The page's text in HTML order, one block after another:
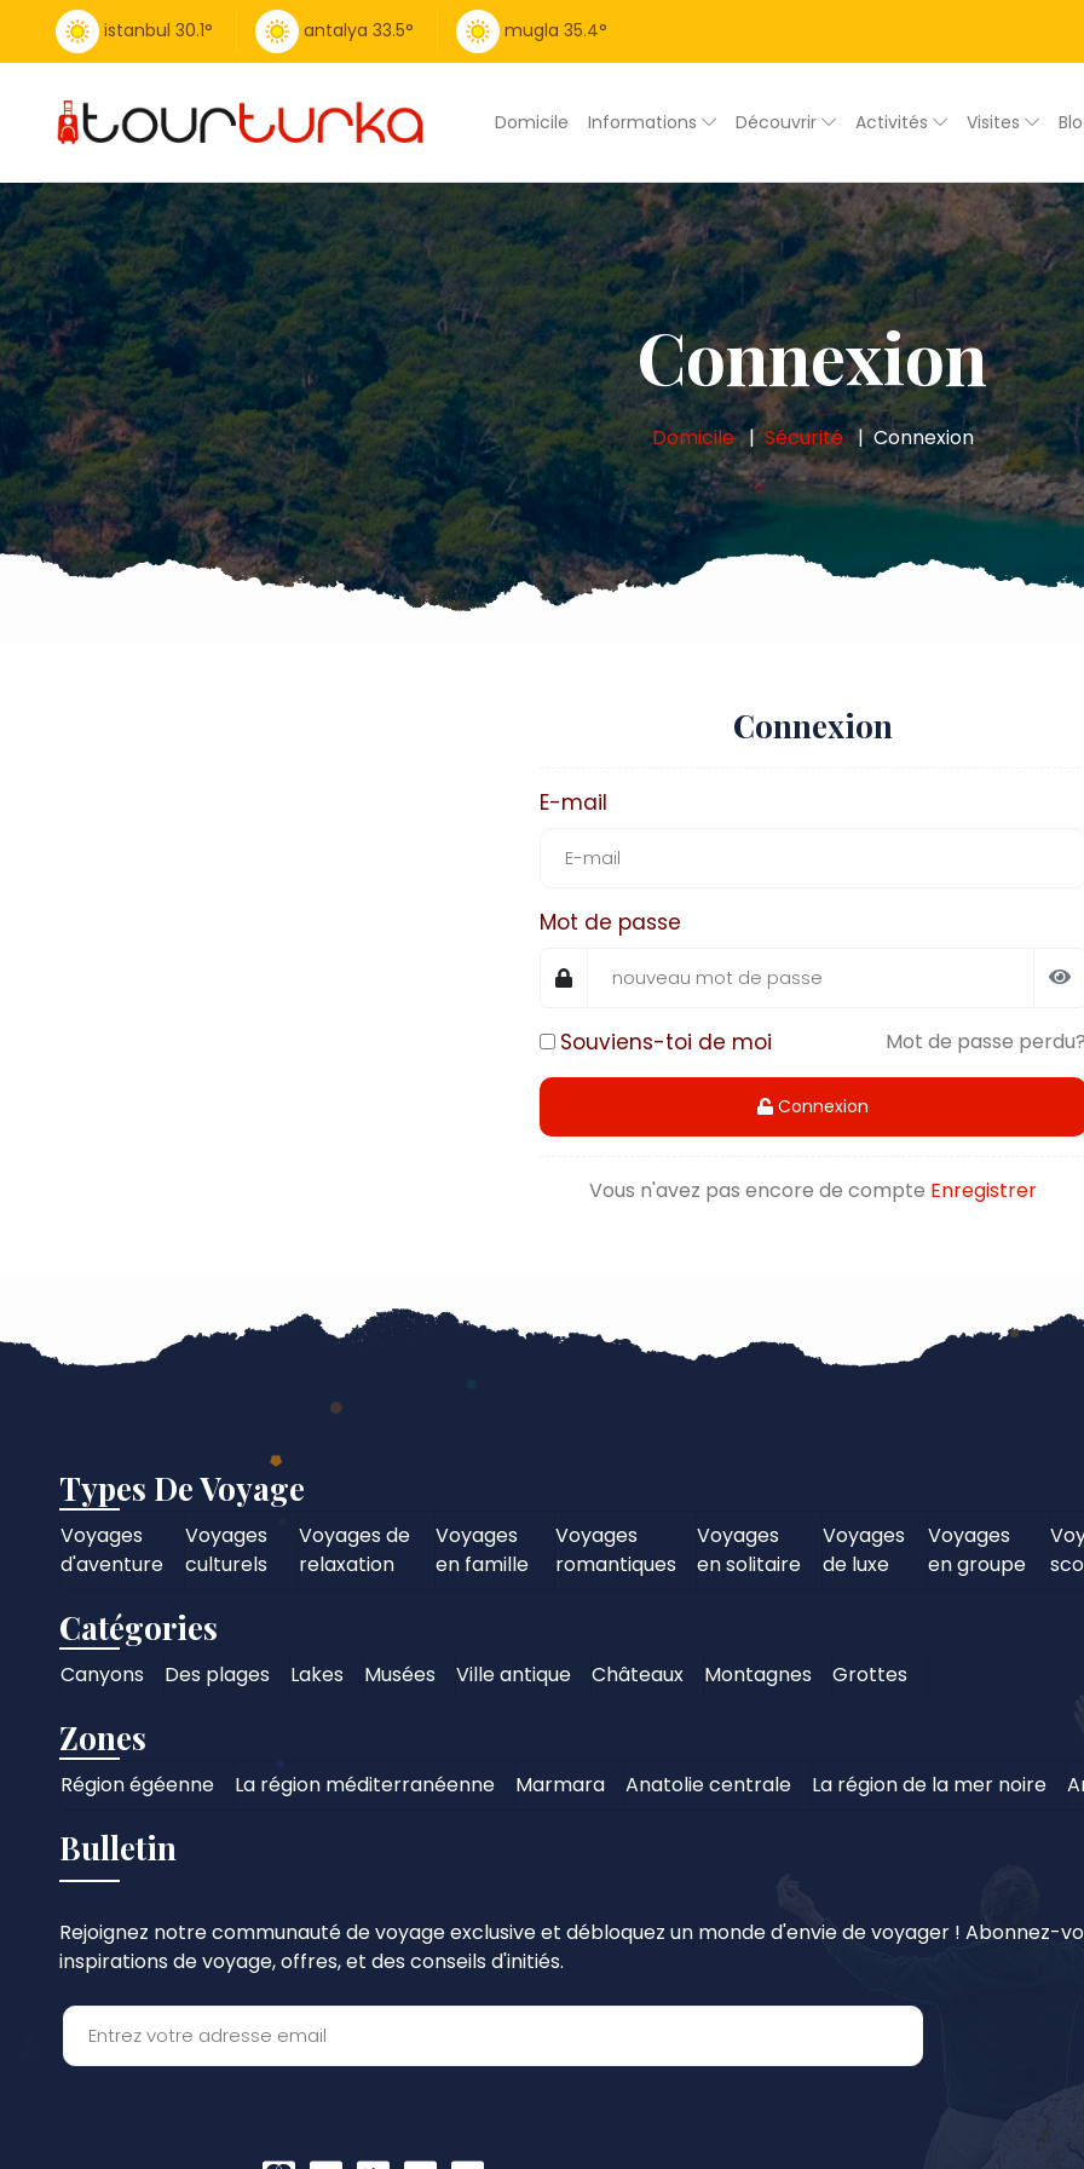
istanbul 30.1° antalya 33.5° mugla 35.4°
Domicile Informations Découvrir Activités Visites
Connexion
Domicile Sécurité Connexion
Connexion
E-mail
Mot de passe
Souviens-toi de moi Mot de passe
Connexion
Vous n'avez pas encore de compte Enregistrer
Types De Voyage
Voyages
d'aventure
Voyages
culturels
Voyages de
relaxation
Voyages
en famille
Voyages
romantiques
Voyages
en solitaire
Voyages
de luxe
Voyages
en groupe
Catégories
Canyons Des plages Lakes Musées Ville antique Châteaux Montagnes Grottes
Zones
Région égéenne La région méditerranéenne Marmara Anatolie centrale La région de la mer noire
Bulletin
Rejoignez notre communauté de voyage exclusive et débloquez un monde d'envie de voyager ! Abonnez-
inspirations de voyage, offres, et des conseils d'initiés.